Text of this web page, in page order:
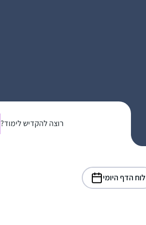
רוצה להקדיש לימוד?
לוח הדף היומי